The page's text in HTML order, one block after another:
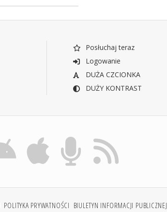
Posłuchaj teraz
Logowanie
DUŻA CZCIONKA
DUŻY KONTRAST
POLITYKA PRYWATNOŚCI BIULETYN INFORMACJI PUBLICZNEJ